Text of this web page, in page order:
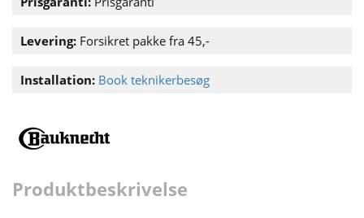
Levering: Forsikret pakke fra 45,-
Installation: Book teknikerbesøg
Produktbeskrivelse